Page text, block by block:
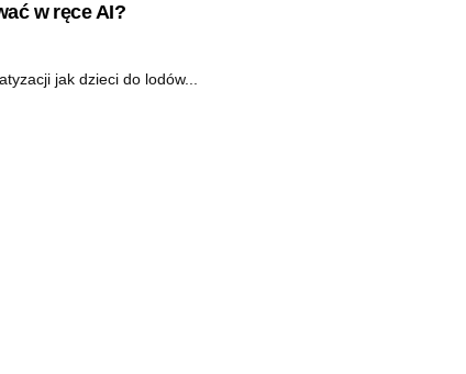
w ręce AI?
jak dzieci do lodów...